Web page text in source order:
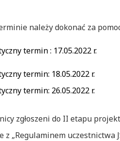
należy dokonać za
termin : 17.05.2022 r.
termin: 18.05.2022 r.
termin: 26.05.2022 r.
zgłoszeni do II etapu
z „Regulaminem